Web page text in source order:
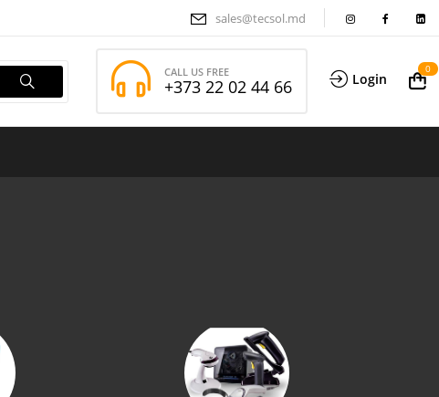
sales@tecsol.md
CALL US FREE
+373 22 02 44 66 Login
0